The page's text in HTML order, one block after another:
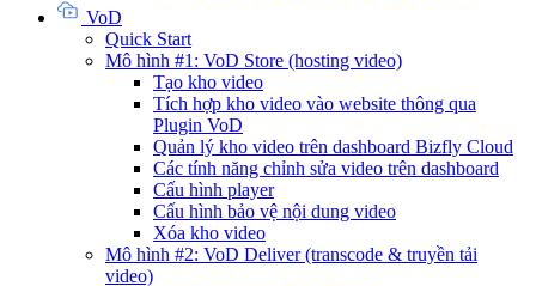
VoD
Quick Start
Mô hình #1: VoD Store (hosting video)
Tạo kho video
Tích hợp kho video vào website thông qua
Plugin VoD
Quản lý kho video trên dashboard Bizfly Cloud
Các tính năng chỉnh sửa video trên dashboard
Cấu hình player
Cấu hình bảo vệ nội dung video
Xóa kho video
Mô hình #2: VoD Deliver (transcode & truyền tải
video)